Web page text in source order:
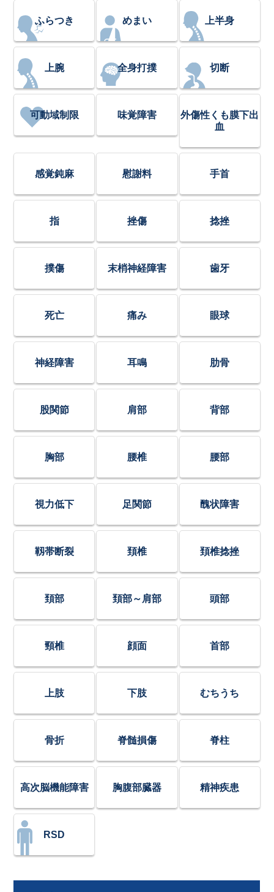
ふらつき めまい 上半身
上腕 全身打撲 切断
可動域制限 味覚障害
外傷性くも膜下出
血
感覚鈍麻 慰謝料 手首
指 挫傷 捻挫
撲傷 末梢神経障害 歯牙
死亡 痛み 眼球
神経障害 耳鳴 肋骨
股関節 肩部 背部
胸部 腰椎 腰部
視力低下 足関節 醜状障害
靱帯断裂 頚椎 頚椎捻挫
頚部 頚部～肩部 頭部
頸椎 顔面 首部
上肢 下肢 むちうち
骨折 脊髄損傷 脊柱
高次脳機能障害 胸腹部臓器 精神疾患
RSD